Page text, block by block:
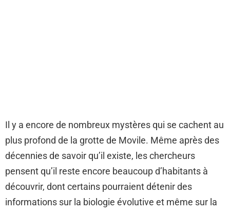
Il y a encore de nombreux mystères qui se cachent au
plus profond de la grotte de Movile. Même après des
décennies de savoir qu’il existe, les chercheurs
pensent qu’il reste encore beaucoup d’habitants à
découvrir, dont certains pourraient détenir des
informations sur la biologie évolutive et même sur la